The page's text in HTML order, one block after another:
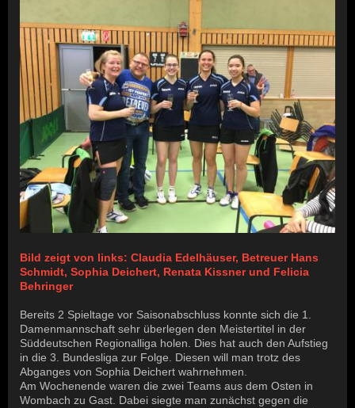
Bild zeigt von links: Claudia Edelhäuser, Betreuer Hans
Schmidt, Sophia Deichert, Renata Kissner und Felicia
Behringer
Bereits 2 Spieltage vor Saisonabschluss konnte sich die 1.
Damenmannschaft sehr überlegen den Meistertitel in der
Süddeutschen Regionalliga holen. Dies hat auch den Aufstieg
in die 3. Bundesliga zur Folge. Diesen will man trotz des
Abganges von Sophia Deichert wahrnehmen.
Am Wochenende waren die zwei Teams aus dem Osten in
Wombach zu Gast. Dabei siegte man zunächst gegen die